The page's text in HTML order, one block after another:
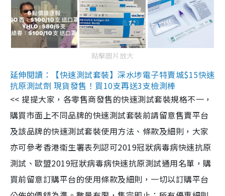
點擊圖片放大
延伸閱讀：【快速測試套裝】深水埗電子特賣城$15快速
抗原測試劑 現貨發售！買10支再送3支檢測棒
<< 提提大家，各零售商發售的快速測試套裝規格不一，
購買市面上不同品牌的快速測試套裝前請留意售賣平台
及該品牌的快速測試套裝使用方法、條款及細則，大家
亦可參考香港衞生署表列認可2019冠狀病毒病快速抗原
測試、歐盟2019冠狀病毒病快速抗原測試通用名單，購
買前留意訂購平台的使用條款及細則，一切以訂購平台